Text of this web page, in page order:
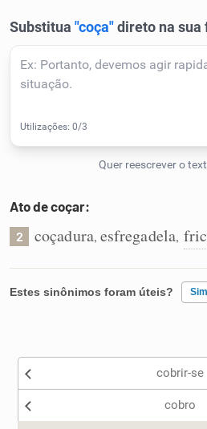
Cata-letras
Conexões
Caça-palavras
Ato de coçar:
2 coçadura, esfregadela,
Estes sinônimos foram úteis? Sim
Nenhum dos sinônimos cobrir-se
cobro